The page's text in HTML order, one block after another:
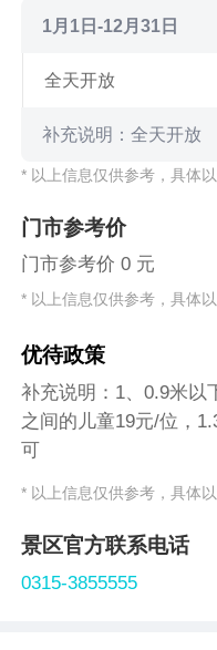
1月1日-12月31日
全天开放
补充说明：全天开放
* 以上信息仅供参考，具体
门市参考价
门市参考价 0 元
* 以上信息仅供参考，具体
优待政策
补充说明：1、0.9米以
之间的儿童19元/位，
可
* 以上信息仅供参考，具体
景区官方联系电话
0315-3855555